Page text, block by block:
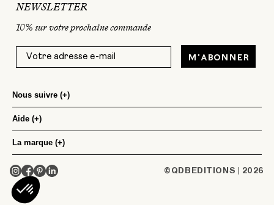
La marque (+)
La marque
Atelier-boutique
Aide (+)
Nous contacter
Questions fréquentes
Compte client professionnel
Nous suivre (+)
Instagram
Facebook
Linkedin
Pinterest
NEWSLETTER
10% sur votre prochaine commande
M'abonner
Instagram
Facebook
Pinterest
linkedin © QDBEDITIONS | 2026